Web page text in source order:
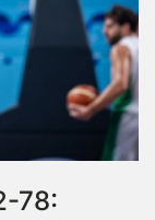
78: